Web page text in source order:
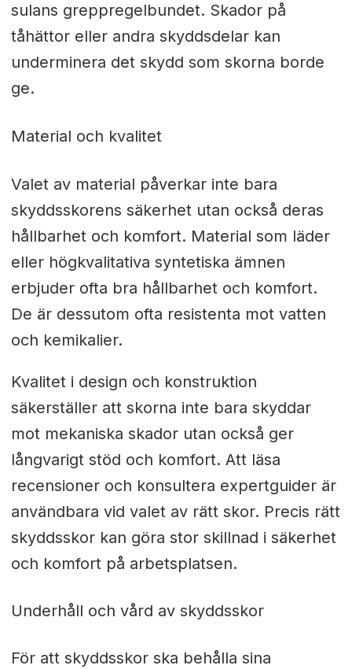
sulans greppregelbundet. Skador på
tåhättor eller andra skyddsdelar kan
underminera det skydd som skorna borde
ge.
Material och kvalitet
Valet av material påverkar inte bara
skyddsskorens säkerhet utan också deras
hållbarhet och komfort. Material som läder
eller högkvalitativa syntetiska ämnen
erbjuder ofta bra hållbarhet och komfort.
De är dessutom ofta resistenta mot vatten
och kemikalier.
Kvalitet i design och konstruktion
säkerställer att skorna inte bara skyddar
mot mekaniska skador utan också ger
långvarigt stöd och komfort. Att läsa
recensioner och konsultera expertguider är
användbara vid valet av rätt skor. Precis rätt
skyddsskor kan göra stor skillnad i säkerhet
och komfort på arbetsplatsen.
Underhåll och vård av skyddsskor
För att skyddsskor ska behålla sina